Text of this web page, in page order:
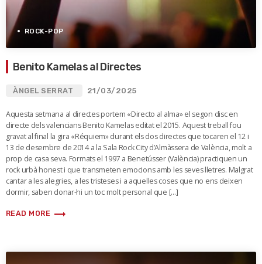
ROCK-POP
Benito Kamelas al Directes
ÀNGEL SERRAT 21/03/2025
Aquesta setmana al directes portem «Directo al alma» el segon disc en
directe dels valencians Benito Kamelas editat el 2015. Aquest treball fou
gravat al final la gira «Réquiem» durant els dos directes que tocaren el 12 i
13 de desembre de 2014 a la Sala Rock City d’Almàssera de València, molt a
prop de casa seva. Formats el 1997 a Benetússer (València) practiquen un
rock urbà honest i que transmeten emocions amb les seves lletres. Malgrat
cantar a les alegries, a les tristeses i a aquelles coses que no ens deixen
dormir, saben donar-hi un toc molt personal que […]
READ MORE trending_flat